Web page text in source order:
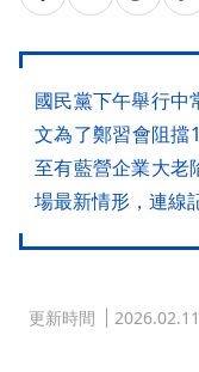
國民黨下午舉行中
文為了鄭習會阻擋
至有藍營企業大老
場最新情形，連線
更新時間